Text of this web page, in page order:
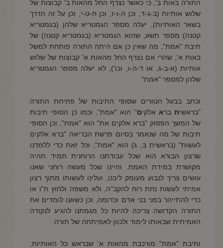
התורה באות ב', כי כאשר נצרף החל מהאות ב' קבוצות של
שלוש אותיות (ב-ג-ד, וכן ה-ו-ז, וכן ח-ט-י, וכן על זה הדרך
בשאר האותיות), יעלה מספר הגמטריא שלהן (בגמטריא
קטנה) מספר תשע, שהוא הגמטריא (בגמטריא קטנה) של
תיבת "אמת", מה שאין כן אם היתה התורה פותחת למשל
באות א', שהרי אם נצרף החל מהאות א' קבוצות של שלוש
אותיות (א-ב-ג, או ד-ה-ו, וכו'), לא יעלה מספר הגמטריא
שלהן למספר "אמת".
וכתב בבעל הטורים שסופי התיבות של פתיחת התורה
"בראשית ברא אלקים" הוא "אמת", וכמו כן הסופי תיבות
של המשך הפסוק "ברא אלקים את" הוא "אמת", וכן הסופי
תיבות של מה שנאמר בסיום פרשת הבריאה "ברא אלקים
לעשות" (בראשית ב, ג) הוא "אמת", וכל זאת כדי ללמדנו
שרצון הבורא הוא שכל עבודתנו הרוחנית תמיד תהיה
מקושרת במידת האמת. והיינו שכל מעשה רוחני שאנו
עושים צריך לנבוע מעומק ליבנו, ועלינו לעשותו מתוך רצון
אמיתי לעשות נחת רוח להקב"ה, ולא משפה ולחוץ ח"ו או
כדי להתייהר בפני בני אדם וכדומה, וכן כשאנו לומדים את
התורה הקדושה צריכה להיות כל מגמתנו להגיע לנקודה
האמיתית שבאותו לימוד ולכוון לאמיתתה של תורה.
ותיבת "אמת" מורכבת מהאות א' שבראש כל האותיות,